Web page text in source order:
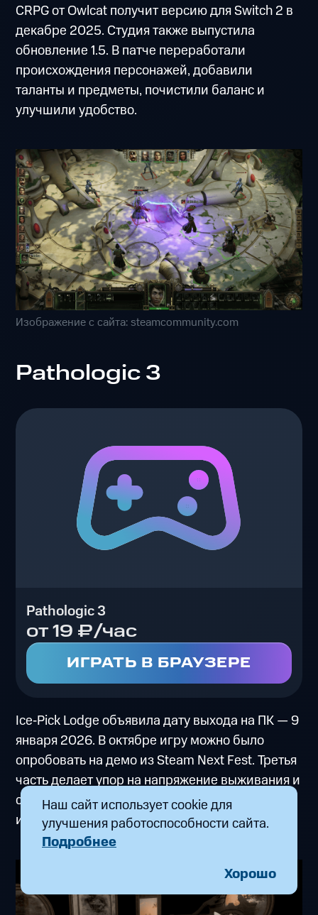
Наш сайт использует cookie для
улучшения работоспособности сайта.
Подробнее
Хорошо
CRPG от Owlcat получит версию для Switch 2 в
декабре 2025. Студия также выпустила
обновление 1.5. В патче переработали
происхождения персонажей, добавили
таланты и предметы, почистили баланс и
улучшили удобство.
Изображение с сайта: steamcommunity.com
Pathologic 3
Pathologic 3
от 19 ₽/час
ИГРАТЬ В БРАУЗЕРЕ
Ice‑Pick Lodge объявила дату выхода на ПК — 9
января 2026. В октябре игру можно было
опробовать на демо из Steam Next Fest. Третья
часть делает упор на напряжение выживания и
сюжетные решения. Если любите мрачные
истории, внесите релиз в календарь.